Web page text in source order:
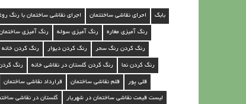
اجرای نقاشی ساختمان با رنگ احرای نقاشی ساختتمان بابک
رنگ آمیزی رنگ آمیزی سوله رنگ آمیزی مغاره
رنگ کردن خانه رنگ کردن دیوار رنگ کردن رنگ سحر
رنگ رنگ کردن گلستان در نقاشی خانه رنگ کردن نما
قرارداد نقاشی ساختمان قلم نقاشی ساختمان قلی پور
گلستان در نقاشی ليست قيمت نقاشي ساختمان در شهریار